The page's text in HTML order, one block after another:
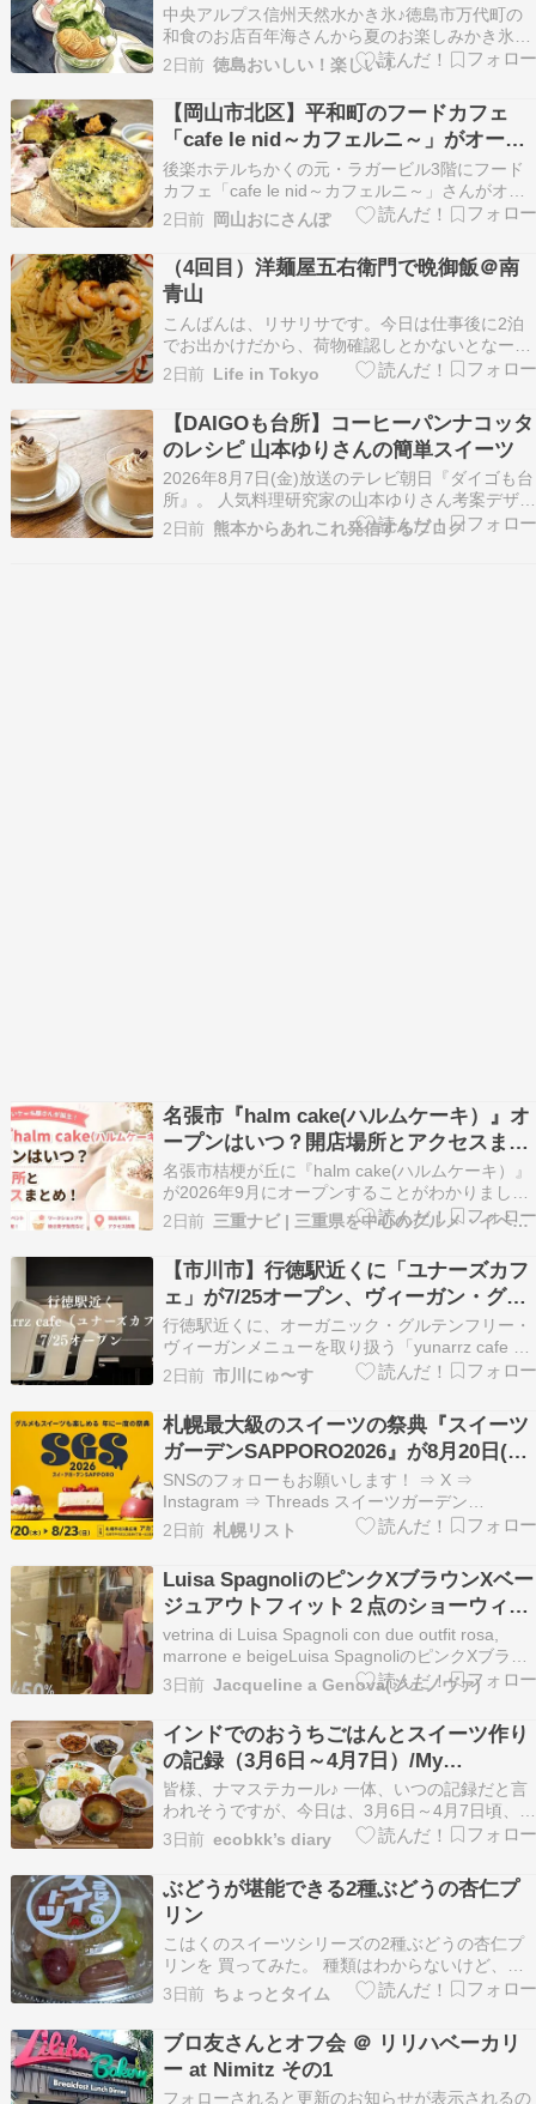
中央アルプス信州天然水かき氷♪徳島市万代町の
和食のお店百年海さんから夏のお楽しみかき氷が
登場♬プロジェクションマッピングの素敵な店内
で頂きます♪メニューはこんな感じ♪ 宇治抹茶かき
氷♪抹茶かき氷♪鮮やかなお色の濃厚抹茶シロップ
のかき氷に抹茶クリームと抹茶みつ？白玉最中な
ぜいたくか…
2日前 徳島おいしい！楽しい！
【岡山市北区】平和町のフードカフェ
「cafe le nid～カフェルニ～」がオープ
ンしてる
後楽ホテルちかくの元・ラガービル3階にフード
カフェ「cafe le nid～カフェルニ～」さんがオー
プンしています。 こちら↓ 地図ではここ↓ 住所は
「岡山市北区平和町４−１１」です。 居酒屋が多
いエリアに8月3日、ビルの3階にオープンしたフ
ードカフェ。 営業時間は「11:00～…
2日前 岡山おにさんぽ
（4回目）洋麺屋五右衛門で晩御飯＠南
青山
こんばんは、リサリサです。今日は仕事後に2泊
でお出かけだから、荷物確認しとかないとなー。
洋麺屋五右衛門で晩御飯をいただきました。（1
回目☆、2回目☆、3回目☆）今回は季節商品の筍
と海老と帆立のペペロンチーノを注文！スペシャ
ルスイーツセットにして、窯焼きスイートポテト
バニラカスター…
2日前 Life in Tokyo
【DAIGOも台所】コーヒーパンナコッタ
のレシピ 山本ゆりさんの簡単スイーツ
2026年8月7日(金)放送のテレビ朝日『ダイゴも台
所』。 人気料理研究家の山本ゆりさん考案デザー
ト「コーヒーパンナコッタ」の作り方を紹介しま
す。 テレビで紹介された放送内容をまとめました
2日前 熊本からあれこれ発信するブログ
名張市『halm cake(ハルムケーキ）』オ
ープンはいつ？開店場所とアクセスまと
め！
名張市桔梗が丘に『halm cake(ハルムケーキ）』
が2026年9月にオープンすることがわかりまし
た。 現在はオープンに向けて、お店の準備が進め
られているようです。 Instagramにはこれまでに
作られたケーキが投稿されていて、どれもかわい
らしく、おいしそうなものばかりです…
2日前 三重ナビ | 三重県を中心のグルメ・イベント・お出かけ情報
【市川市】行徳駅近くに「ユナーズカフ
ェ」が7/25オープン、ヴィーガン・グル
テンフリーメニュー、テイクアウトも
行徳駅近くに、オーガニック・グルテンフリー・
ヴィーガンメニューを取り扱う「yunarrz cafe 行
徳店（ユナーズカフェ）」が、2026年7月25日
（土）オープンしました。 米粉麺やライスバーガ
ー、豆乳クリームを使ったスイーツ、ヴィーガン
ジェラートなどが楽しめるカフェです。 …
2日前 市川にゅ〜す
札幌最大級のスイーツの祭典『スイーツ
ガーデンSAPPORO2026』が8月20日(木)
より札幌市北3条広場（アカプラ）で開
催！スイーツガーデン史上最多50種のコ
ラボケーキが集結
SNSのフォローもお願いします！ ⇒ X ⇒
Instagram ⇒ Threads スイーツガーデン
SAPPORO実行委員会は2026年8月20日(木)〜23
日(日)までの4日間、札幌市北3条広場（アカプ
ラ）にて、札幌最大級のスイーツの祭典『スイー
ツガーデンSAPPORO202…
2日前 札幌リスト
Luisa SpagnoliのピンクXブラウンXベー
ジュアウトフィット２点のショーウィン
ドー☆
vetrina di Luisa Spagnoli con due outfit rosa,
marrone e beigeLuisa SpagnoliのピンクXブラウ
ンXベージュアウトフィット２点のショーウィン
ドー７月１０日このベリーのスイーツのような色
合いとモカやチョコレート…
3日前 Jacqueline a Genova(ジェノヴァ)
インドでのおうちごはんとスイーツ作り
の記録（3月6日～4月7日）/My
Homemade Dinner and Sweets at
Home in India from March 6 to April 7,
2026
皆様、ナマステカール♪ 一体、いつの記録だと言
われそうですが、今日は、3月6日～4月7日頃、イ
ンドで作ったおうちごはんとスイーツの記録です
(;'∀')。3月は、確か日本に一時帰国していたの
で、記録が少なくなっています。目次 インドで作
った夜ご飯の記録 肉じゃが、サラダ、天ぷら、
だ…
3日前 ecobkk’s diary
ぶどうが堪能できる2種ぶどうの杏仁プ
リン
こはくのスイーツシリーズの2種ぶどうの杏仁プ
リンを 買ってみた。 種類はわからないけど、オ
ーストラリア産の紫色と緑色の2種のぶどうが ち
りばめられていて、下にぶどうの風味とレモンら
しき酸味のある 泡状のゼリーが広がる。 いちば
ん下に杏仁プリンが隠れている。 ぶどうとゼリー
の酸味…
3日前 ちょっとタイム
ブロ友さんとオフ会 ＠ リリハベーカリ
ー at Nimitz その1
フォローされると更新のお知らせが表示されるの